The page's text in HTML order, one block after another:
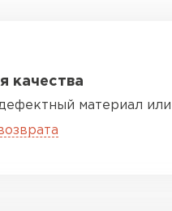
качества
материал